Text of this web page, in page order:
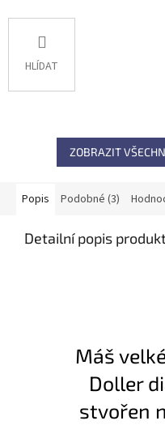
HLÍDAT
ZOBRAZIT
Popis Podobné (3)
Detailní popis
Máš
Doller
stvořen